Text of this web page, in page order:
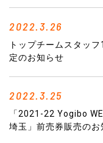
2022.3.26
トップチームスタッ
定のお知らせ
2022.3.25
「2021-22 Yogibo
埼玉」前売券販売のお